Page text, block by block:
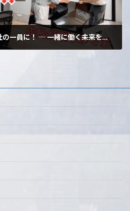
新しい仲間が正式に当社の一員に！ ─ 一緒に働く未来を描きませんか？ ─